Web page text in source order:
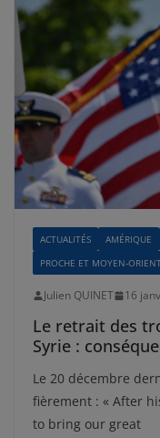
ACTUALITÉS AMÉRIQUE
PROCHE ET MOYEN-
Julien QUINET 16
Le retrait des
Syrie :
Le 20 décembre
fièrement : « After
to bring our great